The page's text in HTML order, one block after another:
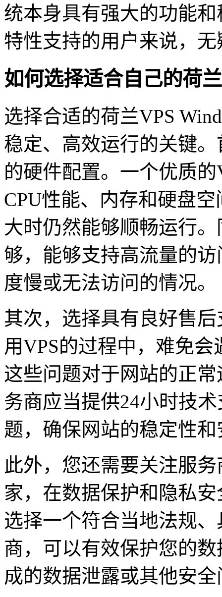
统本身具有强大的功能
特性支持的用户来说，
如何选择适合自己的荷
选择合适的荷兰VPS
稳定、高效运行的关键
的硬件配置。一个优质
CPU性能、内存和硬盘
大时仍然能够顺畅运行
够，能够支持高流量的
度慢或无法访问的情况。
其次，选择具有良好售
用VPS的过程中，难免
这些问题对于网站的正
务商应当提供24小时技
题，确保网站的稳定性
此外，您还需要关注服
家，在数据保护和隐私
选择一个符合当地法规
商，可以有效保护您的
成的数据泄露或其他安